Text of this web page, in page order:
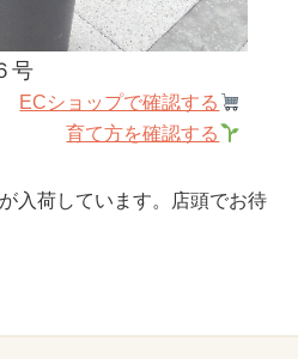
号
ECショップで確認する
育て方を確認する
入荷しています。店頭でお待